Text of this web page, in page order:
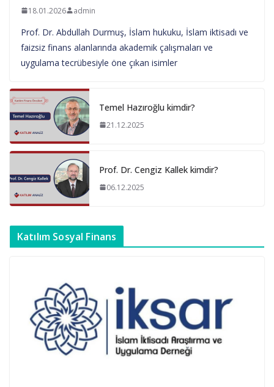
18.01.2026 admin
Prof. Dr. Abdullah Durmuş, İslam hukuku, İslam iktisadı ve
faizsiz finans alanlarında akademik çalışmaları ve
uygulama tecrübesiyle öne çıkan isimler
Temel Hazıroğlu kimdir?
21.12.2025
Prof. Dr. Cengiz Kallek kimdir?
06.12.2025
Katılım Sosyal Finans